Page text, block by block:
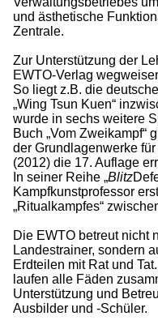
und ästhetische
Zentrale.
Zur Unterstützung der
EWTO-Verlag
So liegt z.B. die
„Wing Tsun Kuen“
wurde in sechs weitere
Buch „Vom Zweikampf“
der Grundlagenwerke
(2012) die 17. Auflage
In seiner Reihe „Blitz
Kampfkunstprofessor
„Ritualkampfes“
Die EWTO betreut nicht
Landestrainer, sondern
Erdteilen mit Rat und
laufen alle Fäden
Unterstützung und
Ausbilder und -Schüler.